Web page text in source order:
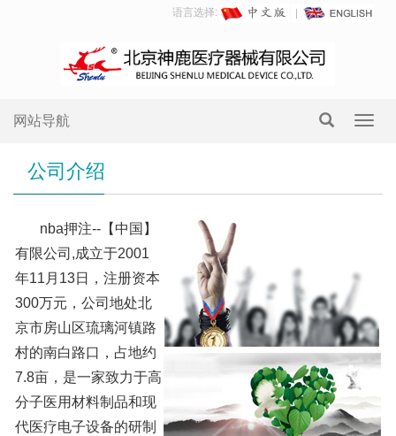
语言选择:
网站导航
公司介绍
nba押注--【中国】
有限公司,成立于2001
年11月13日，注册资本
300万元，公司地处北
京市房山区琉璃河镇路
村的南白路口，占地约
7.8亩，是一家致力于高
分子医用材料制品和现
代医疗电子设备的研制